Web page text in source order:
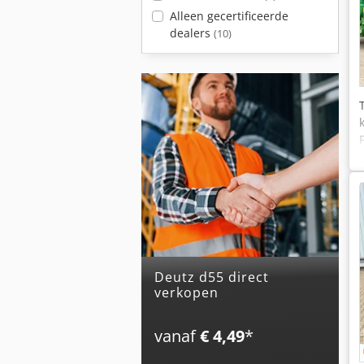
Alleen gecertificeerde
dealers (10)
deutz d55 direct
verkopen
vanaf€ 4,49*